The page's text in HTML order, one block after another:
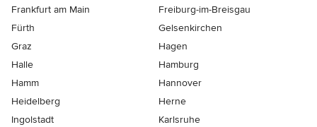
Frankfurt am Main
Freiburg-im-Breisgau
Fürth
Gelsenkirchen
Graz
Hagen
Halle
Hamburg
Hamm
Hannover
Heidelberg
Herne
Ingolstadt
Karlsruhe